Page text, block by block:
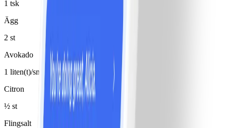
1 tsk
Ägg
2 st
Avokado
1 liten(t)/små
Citron
½ st
Flingsalt